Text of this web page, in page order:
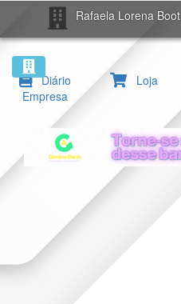
Rafaela Lorena Boot
Diário
Empresa
Loja